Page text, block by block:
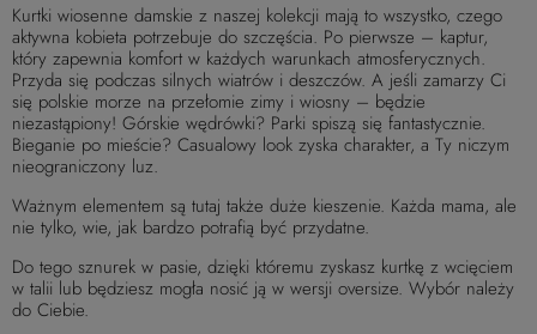
Kurtki wiosenne damskie z naszej kolekcji mają to wszystko, czego
aktywna kobieta potrzebuje do szczęścia. Po pierwsze – kaptur,
który zapewnia komfort w każdych warunkach atmosferycznych.
Przyda się podczas silnych wiatrów i deszczów. A jeśli zamarzy Ci
się polskie morze na przełomie zimy i wiosny – będzie
niezastąpiony! Górskie wędrówki? Parki spiszą się fantastycznie.
Bieganie po mieście? Casualowy look zyska charakter, a Ty niczym
nieograniczony luz.
Ważnym elementem są tutaj także duże kieszenie. Każda mama, ale
nie tylko, wie, jak bardzo potrafią być przydatne.
Do tego sznurek w pasie, dzięki któremu zyskasz kurtkę z wcięciem
w talii lub będziesz mogła nosić ją w wersji oversize. Wybór należy
do Ciebie.